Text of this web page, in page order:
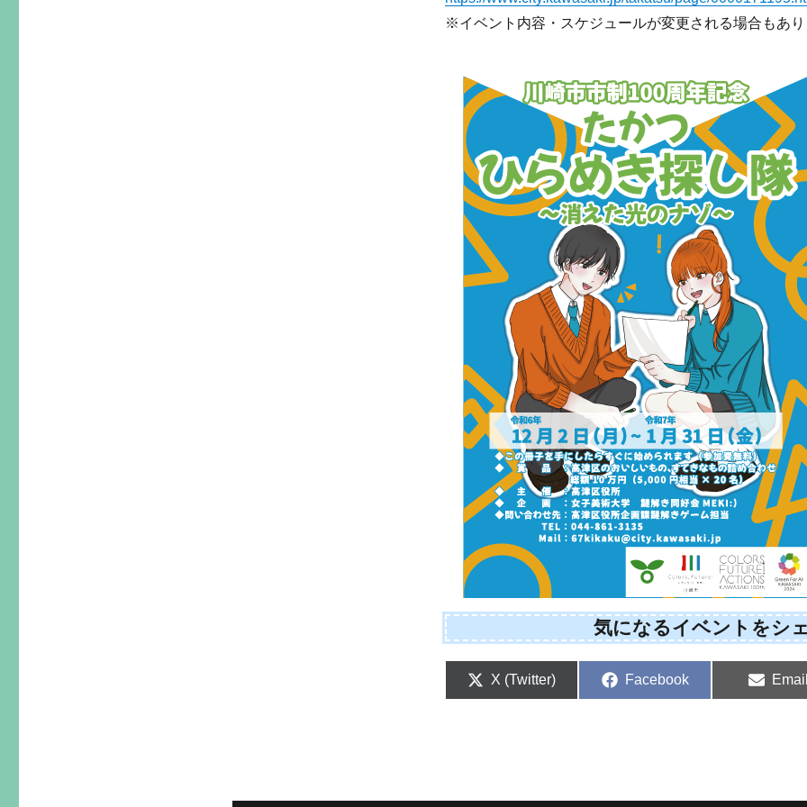
※イベント内容・スケジュールが変更される場合もあ
気になるイベントをシ
Share
X (Twitter)
Share
Facebook